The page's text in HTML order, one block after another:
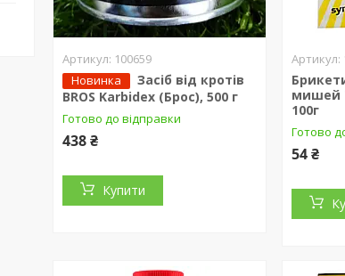
100659
Новинка
Засіб від кротів
BROS Karbidex (Брос), 500 г
Готово до відправки
438 ₴
Купити
мишей
100г
Готово
54 ₴